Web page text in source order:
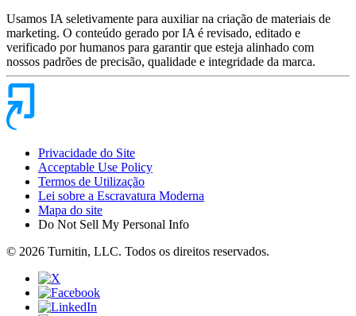
Usamos IA seletivamente para auxiliar na criação de materiais de
marketing. O conteúdo gerado por IA é revisado, editado e
verificado por humanos para garantir que esteja alinhado com
nossos padrões de precisão, qualidade e integridade da marca.
Privacidade do Site
Acceptable Use Policy
Termos de Utilização
Lei sobre a Escravatura Moderna
Mapa do site
Do Not Sell My Personal Info
© 2026 Turnitin, LLC. Todos os direitos reservados.